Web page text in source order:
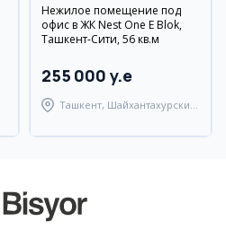
Нежилое помещение под
офис в ЖК Nest One E Blok,
Ташкент-Сити, 56 кв.м
255 000 y.e
Ташкент, Шайхантахурский